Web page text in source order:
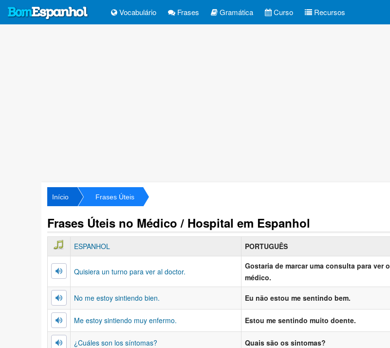
Vocabulário Frases Gramática Curso Recursos
Início Frases Úteis
Frases Úteis no Médico / Hospital em Espanhol
ESPANHOL PORTUGUÊS
Quisiera un turno para ver al doctor.
Gostaria de marcar uma consulta para ver o
médico.
No me estoy sintiendo bien. Eu não estou me sentindo bem.
Me estoy sintiendo muy enfermo. Estou me sentindo muito doente.
¿Cuáles son los síntomas? Quais são os sintomas?